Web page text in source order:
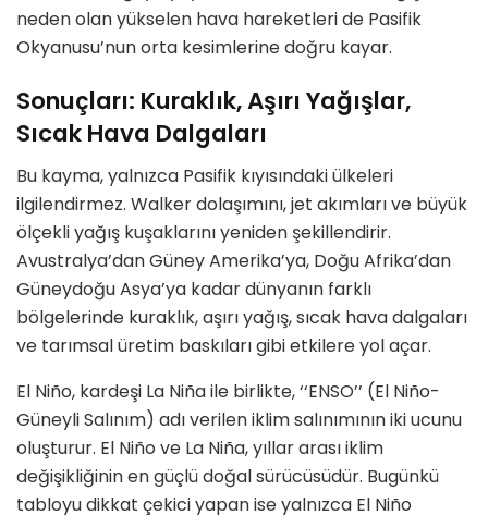
neden olan yükselen hava hareketleri de Pasifik
Okyanusu’nun orta kesimlerine doğru kayar.
Sonuçları: Kuraklık, Aşırı Yağışlar,
Sıcak Hava Dalgaları
Bu kayma, yalnızca Pasifik kıyısındaki ülkeleri
ilgilendirmez. Walker dolaşımını, jet akımları ve büyük
ölçekli yağış kuşaklarını yeniden şekillendirir.
Avustralya’dan Güney Amerika’ya, Doğu Afrika’dan
Güneydoğu Asya’ya kadar dünyanın farklı
bölgelerinde kuraklık, aşırı yağış, sıcak hava dalgaları
ve tarımsal üretim baskıları gibi etkilere yol açar.
El Niño, kardeşi La Niña ile birlikte, ‘‘ENSO’’ (El Niño-
Güneyli Salınım) adı verilen iklim salınımının iki ucunu
oluşturur. El Niño ve La Niña, yıllar arası iklim
değişikliğinin en güçlü doğal sürücüsüdür. Bugünkü
tabloyu dikkat çekici yapan ise yalnızca El Niño